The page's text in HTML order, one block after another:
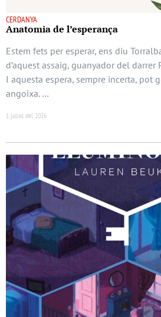
CERDANYA
Anatomia de l’esperança
Estem fets per esperar, ens diu
d’aquest assaig, guanyador del darrer
I aquesta espera, sempre incerta, pot
angoixa. …
1 juliol del 2026